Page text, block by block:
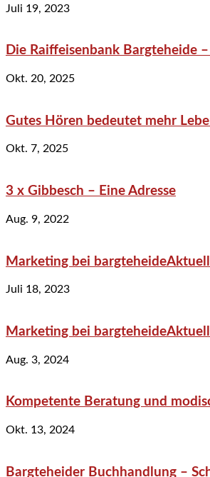
Juli 19, 2023
Die Raiffeisenbank Bargteheide
Okt. 20, 2025
Gutes Hören bedeutet mehr
Okt. 7, 2025
3 x Gibbesch – Eine Adresse
Aug. 9, 2022
Marketing bei
Juli 18, 2023
Marketing bei
Aug. 3, 2024
Kompetente Beratung und
Okt. 13, 2024
Bargteheider Buchhandlung –